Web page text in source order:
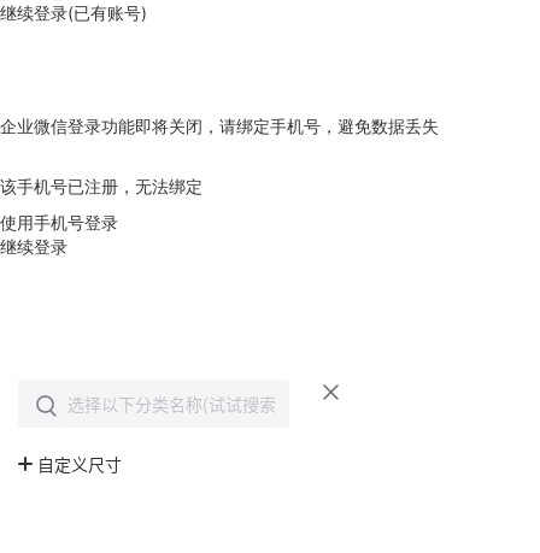
继续登录(已有账号)
企业微信登录功能即将关闭，请绑定手机号，避免数据丢失
该手机号已注册，无法绑定
使用手机号登录
继续登录